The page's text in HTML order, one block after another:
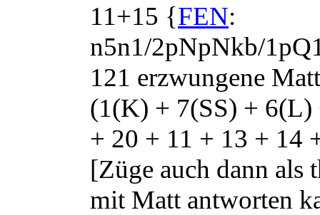
11+15 {FEN:
n5n1/2pNpNkb/
121 erzwungene
(1(K) + 7(SS) +
+ 20 + 11 + 13 + 14
[Züge auch dann als
mit Matt antworten